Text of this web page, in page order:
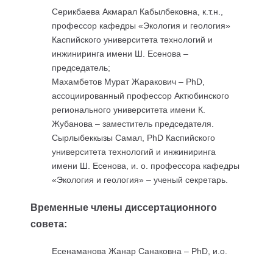
Серикбаева Акмарал Кабылбековна, к.т.н.,
профессор кафедры «Экология и геология»
Каспийского университета технологий и
инжиниринга имени Ш. Есенова –
председатель;
Махамбетов Мурат Жаракович – PhD,
ассоциированный профессор Актюбинского
регионального университета имени К.
Жубанова – заместитель председателя.
Сырлыбеккызы Самал, PhD Каспийского
университета технологий и инжиниринга
имени Ш. Есенова, и. о. профессора кафедры
«Экология и геология» – ученый секретарь.
Временные члены диссертационного
совета:
Есенаманова Жанар Санаковна – PhD, и.о.